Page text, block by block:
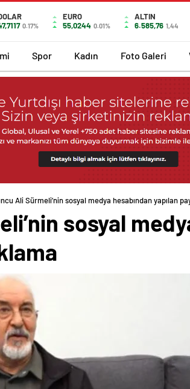
0.17%
EURO
55,0244 0.01%
ALTIN
6.585,76 1,44
Spor Kadın Foto Galeri
Ali Sürmeli’nin sosyal medya hesabından yapılan
sosyal